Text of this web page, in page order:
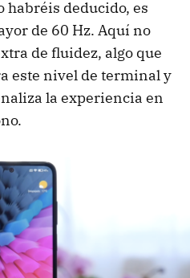
habréis deducido, es
de 60 Hz. Aquí no
de fluidez, algo que
este nivel de terminal y
la experiencia en